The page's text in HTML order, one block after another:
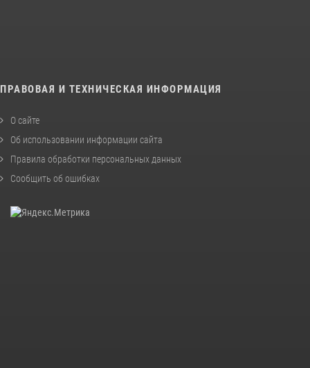
ПРАВОВАЯ И ТЕХНИЧЕСКАЯ ИНФОРМАЦИЯ
О сайте
Об использовании информации сайта
Правила обработки персональных данных
Сообщить об ошибках